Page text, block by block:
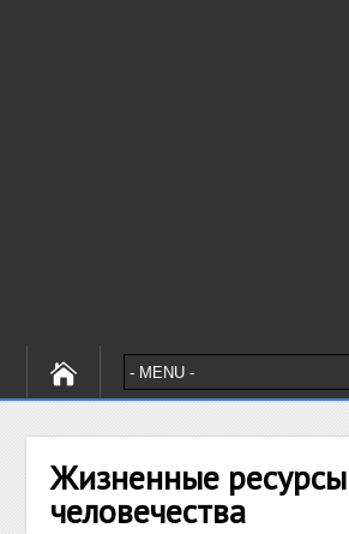
Жизненные ресурсы
человечества